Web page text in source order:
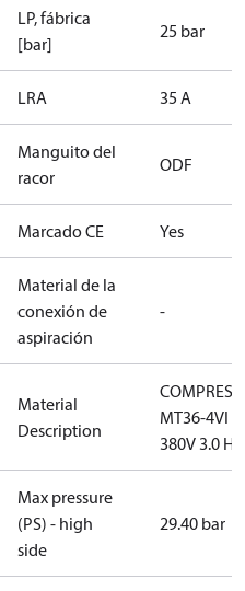
LP, fábrica
[bar]
25 bar
LRA 35 A
Manguito del
racor
ODF
Marcado CE Yes
Material de la
conexión de
aspiración
-
Material
Description
COMPRESOR
MT36-4VI
380V 3.0 HP
Max pressure
(PS) - high
side
29.40 bar